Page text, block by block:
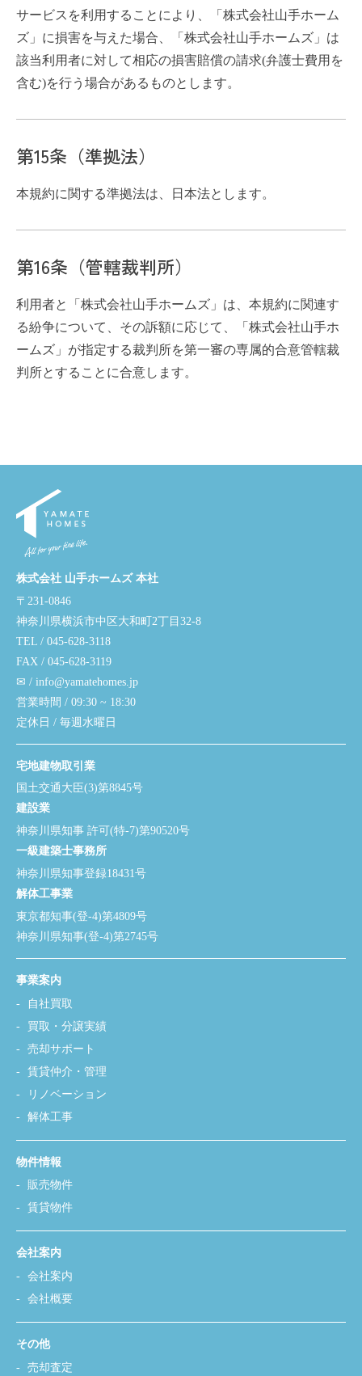
サービスを利用することにより、「株式会社山手ホーム
ズ」に損害を与えた場合、「株式会社山手ホームズ」は
該当利用者に対して相応の損害賠償の請求(弁護士費用を
含む)を行う場合があるものとします。
第15条（準拠法）
本規約に関する準拠法は、日本法とします。
第16条（管轄裁判所）
利用者と「株式会社山手ホームズ」は、本規約に関連す
る紛争について、その訴額に応じて、「株式会社山手ホ
ームズ」が指定する裁判所を第一審の専属的合意管轄裁
判所とすることに合意します。
株式会社 山手ホームズ 本社
〒231-0846
神奈川県横浜市中区大和町2丁目32-8
TEL / 045-628-3118
FAX / 045-628-3119
✉ / info@yamatehomes.jp
営業時間 / 09:30 ~ 18:30
定休日 / 毎週水曜日
宅地建物取引業
国土交通大臣(3)第8845号
建設業
神奈川県知事 許可(特-7)第90520号
一級建築士事務所
神奈川県知事登録18431号
解体工事業
東京都知事(登-4)第4809号
神奈川県知事(登-4)第2745号
事業案内
自社買取
買取・分譲実績
売却サポート
賃貸仲介・管理
リノベーション
解体工事
物件情報
販売物件
賃貸物件
会社案内
会社案内
会社概要
その他
売却査定